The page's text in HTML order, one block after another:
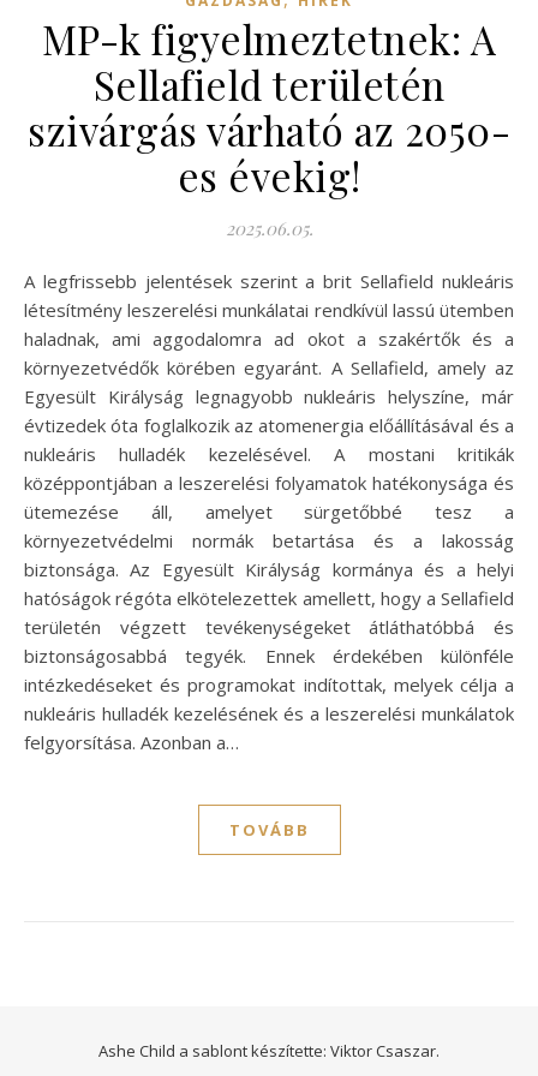
MP-k figyelmeztetnek: A
Sellafield területén
szivárgás várható az 2050-
es évekig!
2025.06.05.
A legfrissebb jelentések szerint a brit Sellafield nukleáris
létesítmény leszerelési munkálatai rendkívül lassú ütemben
haladnak, ami aggodalomra ad okot a szakértők és a
környezetvédők körében egyaránt. A Sellafield, amely az
Egyesült Királyság legnagyobb nukleáris helyszíne, már
évtizedek óta foglalkozik az atomenergia előállításával és a
nukleáris hulladék kezelésével. A mostani kritikák
középpontjában a leszerelési folyamatok hatékonysága és
ütemezése áll, amelyet sürgetőbbé tesz a
környezetvédelmi normák betartása és a lakosság
biztonsága. Az Egyesült Királyság kormánya és a helyi
hatóságok régóta elkötelezettek amellett, hogy a Sellafield
területén végzett tevékenységeket átláthatóbbá és
biztonságosabbá tegyék. Ennek érdekében különféle
intézkedéseket és programokat indítottak, melyek célja a
nukleáris hulladék kezelésének és a leszerelési munkálatok
felgyorsítása. Azonban a…
TOVÁBB
Ashe Child a sablont készítette: Viktor Csaszar.